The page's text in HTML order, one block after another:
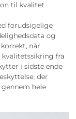
til kvalitet
forudsigelige
og
når
fra
i sidste ende
der
hele